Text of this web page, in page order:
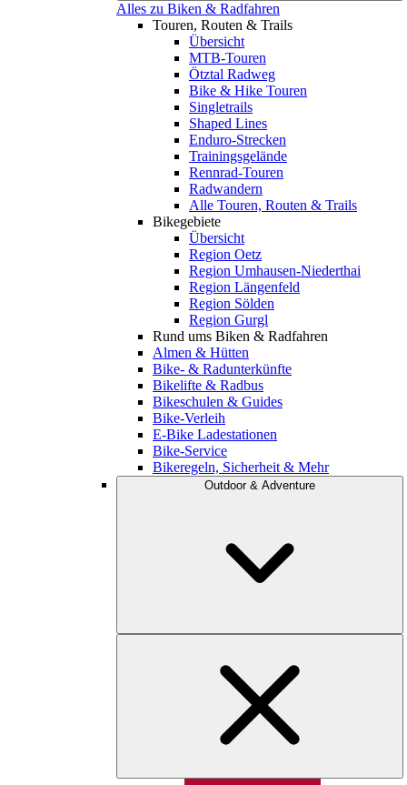
Alles zu Biken & Radfahren
Touren, Routen & Trails
Übersicht
MTB-Touren
Ötztal Radweg
Bike & Hike Touren
Singletrails
Shaped Lines
Enduro-Strecken
Trainingsgelände
Rennrad-Touren
Radwandern
Alle Touren, Routen & Trails
Bikegebiete
Übersicht
Region Oetz
Region Umhausen-Niederthai
Region Längenfeld
Region Sölden
Region Gurgl
Rund ums Biken & Radfahren
Almen & Hütten
Bike- & Radunterkünfte
Bikelifte & Radbus
Bikeschulen & Guides
Bike-Verleih
E-Bike Ladestationen
Bike-Service
Bikeregeln, Sicherheit & Mehr
Outdoor & Adventure